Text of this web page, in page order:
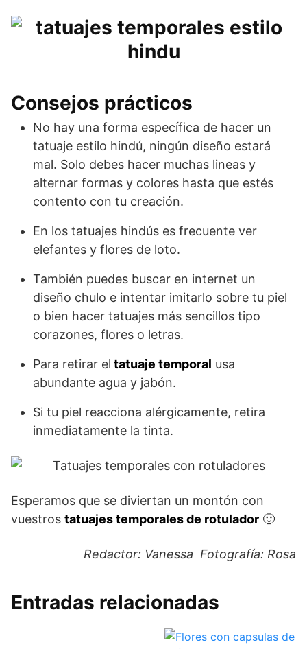
Consejos prácticos
No hay una forma específica de hacer un
tatuaje estilo hindú, ningún diseño estará
mal. Solo debes hacer muchas lineas y
alternar formas y colores hasta que estés
contento con tu creación.
En los tatuajes hindús es frecuente ver
elefantes y flores de loto.
También puedes buscar en internet un
diseño chulo e intentar imitarlo sobre tu piel
o bien hacer tatuajes más sencillos tipo
corazones, flores o letras.
Para retirar el tatuaje temporal usa
abundante agua y jabón.
Si tu piel reacciona alérgicamente, retira
inmediatamente la tinta.
Esperamos que se diviertan un montón con
vuestros tatuajes temporales de rotulador 🙂
Redactor: Vanessa Fotografía: Rosa
Entradas relacionadas